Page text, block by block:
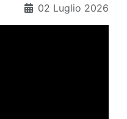
02 Luglio 2026